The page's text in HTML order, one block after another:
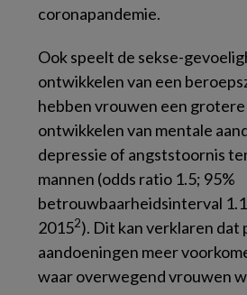
coronapandemie.
Ook speelt de sekse-
ontwikkelen van een
hebben vrouwen een
ontwikkelen van mentale
depressie of angststoornis
mannen (odds ratio 1.5; 95%
betrouwbaarheidsinterval
20152). Dit kan verklaren dat
aandoeningen meer
waar overwegend vrouwen